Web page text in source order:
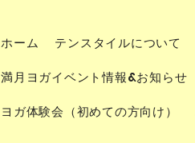
ホーム テンスタイルについて
満月ヨガイベント情報&お知らせ
ヨガ体験会（初めての方向け）